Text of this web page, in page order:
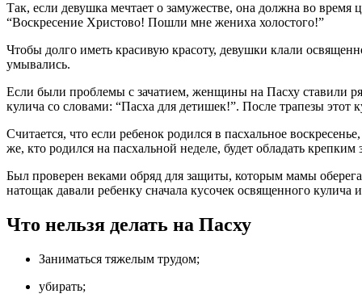
Так, если девушка мечтает о замужестве, она должна во время
“Воскресение Христово! Пошли мне жениха холостого!”
Чтобы долго иметь красивую красоту, девушки клали
умывались.
Если были проблемы с зачатием, женщины на Пасху ставили
кулича со словами: “Пасха для детишек!”. После трапезы этот
Считается, что если ребенок родился в пасхальное
же, кто родился на пасхальной неделе, будет обладать крепким
Был проверен веками обряд для защиты, которым мамы
натощак давали ребенку сначала кусочек освященного кулича
Что нельзя делать на Пасху
Заниматься тяжелым трудом;
убирать;